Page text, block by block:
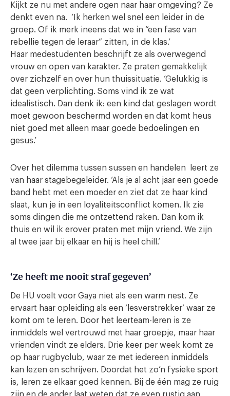
Kijkt ze nu met andere ogen naar haar omgeving? Ze
denkt even na. ‘Ik herken wel snel een leider in de
groep. Of ik merk ineens dat we in “een fase van
rebellie tegen de leraar” zitten, in de klas.’
Haar medestudenten beschrijft ze als overwegend
vrouw en open van karakter. Ze praten gemakkelijk
over zichzelf en over hun thuissituatie. ‘Gelukkig is
dat geen verplichting. Soms vind ik ze wat
idealistisch. Dan denk ik: een kind dat geslagen wordt
moet gewoon beschermd worden en dat komt heus
niet goed met alleen maar goede bedoelingen en
gesus.’
Over het dilemma tussen sussen en handelen leert ze
van haar stagebegeleider. ‘Als je al acht jaar een goede
band hebt met een moeder en ziet dat ze haar kind
slaat, kun je in een loyaliteitsconflict komen. Ik zie
soms dingen die me ontzettend raken. Dan kom ik
thuis en wil ik erover praten met mijn vriend. We zijn
al twee jaar bij elkaar en hij is heel chill.’
‘Ze heeft me nooit straf gegeven’
De HU voelt voor Gaya niet als een warm nest. Ze
ervaart haar opleiding als een ‘lesverstrekker’ waar ze
komt om te leren. Door het leerteam-leren is ze
inmiddels wel vertrouwd met haar groepje, maar haar
vrienden vindt ze elders. Drie keer per week komt ze
op haar rugbyclub, waar ze met iedereen inmiddels
kan lezen en schrijven. Doordat het zo’n fysieke sport
is, leren ze elkaar goed kennen. Bij de één mag ze ruig